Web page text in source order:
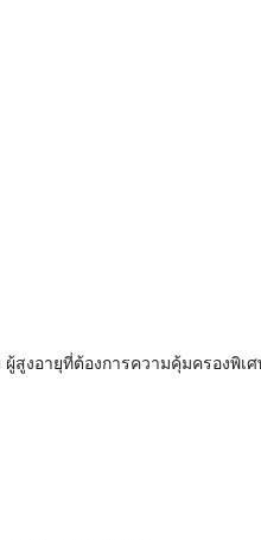
งอายุที่ต้องการความคุ้มครองพิเ